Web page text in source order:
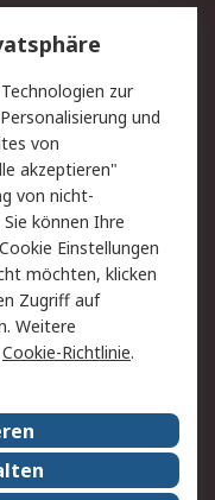
Konditionen
zur
und
von
akzeptieren"
von nicht-
können Ihre
Einstellungen
möchten, klicken
Zugriff auf
Weitere
Cookie-Richtlinie.